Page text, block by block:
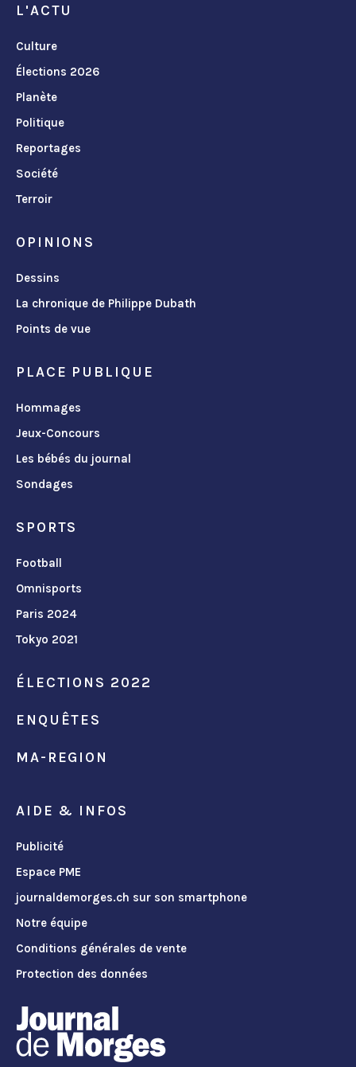
L'ACTU
Culture
Élections 2026
Planète
Politique
Reportages
Société
Terroir
OPINIONS
Dessins
La chronique de Philippe Dubath
Points de vue
PLACE PUBLIQUE
Hommages
Jeux-Concours
Les bébés du journal
Sondages
SPORTS
Football
Omnisports
Paris 2024
Tokyo 2021
ÉLECTIONS 2022
ENQUÊTES
MA-REGION
AIDE & INFOS
Publicité
Espace PME
journaldemorges.ch sur son smartphone
Notre équipe
Conditions générales de vente
Protection des données